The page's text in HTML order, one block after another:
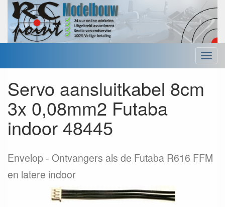
Menu
Servo aansluitkabel 8cm
3x 0,08mm2 Futaba
indoor 48445
Envelop
Ontvangers als de Futaba R616 FFM
en latere indoor